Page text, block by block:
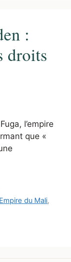
:
droits
l’empire
que «
Empire du Mali,